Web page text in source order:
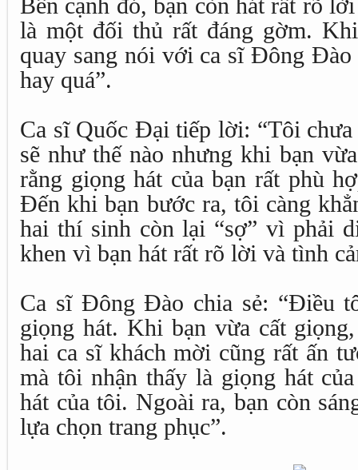
Bên cạnh đó, bạn còn hát rất rõ
là một đối thủ rất đáng gờm.
quay sang nói với ca sĩ Đông Đào
hay quá”.
Ca sĩ Quốc Đại tiếp lời: “Tôi
sẽ như thế nào nhưng khi bạn
rằng giọng hát của bạn rất phù
Đến khi bạn bước ra, tôi càng
hai thí sinh còn lại “sợ” vì phải
khen vì bạn hát rất rõ lời và tình
Ca sĩ Đông Đào chia sẻ: “Điều
giọng hát. Khi bạn vừa cất
hai ca sĩ khách mời cũng rất ấn
mà tôi nhận thấy là giọng hát
hát của tôi. Ngoài ra, bạn còn
lựa chọn trang phục”.